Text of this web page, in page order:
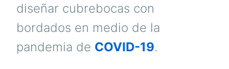
diseñar cubrebocas con
bordados en medio de la
pandemia de COVID-19.